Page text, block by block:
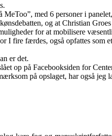
med 6 personer i
og at Christian
for at mobilisere
fire færdes, også opfattes
er det.
op på Facebooksiden for
på opslaget, har også